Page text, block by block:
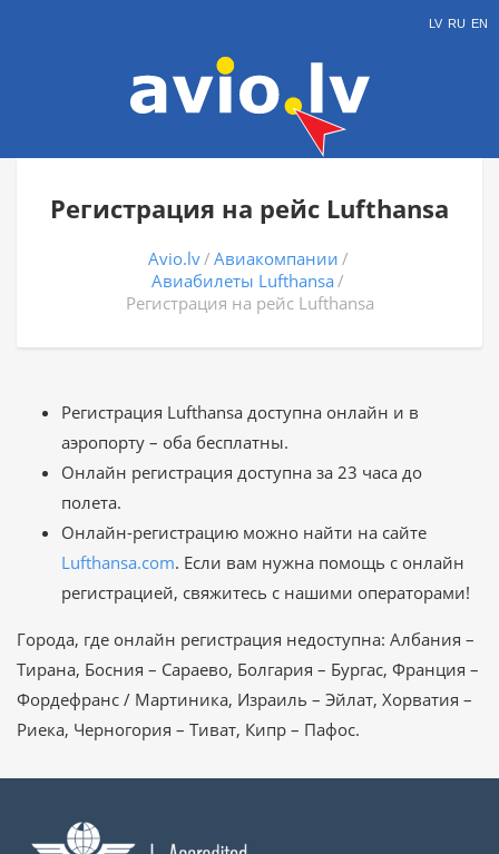
LV RU EN
Регистрация на рейс Lufthansa
Avio.lv
Авиакомпании
Авиабилеты Lufthansa
Регистрация на рейс Lufthansa
Регистрация Lufthansa доступна онлайн и в
аэропорту – оба бесплатны.
Онлайн регистрация доступна за 23 часа до
полета.
Онлайн-регистрацию можно найти на сайте
Lufthansa.com. Если вам нужна помощь с онлайн
регистрацией, свяжитесь с нашими операторами!
Города, где онлайн регистрация недоступна: Албания –
Тирана, Босния – Сараево, Болгария – Бургас, Франция –
Фордефранс / Мартиника, Израиль – Эйлат, Хорватия –
Риека, Черногория – Тиват, Кипр – Пафос.